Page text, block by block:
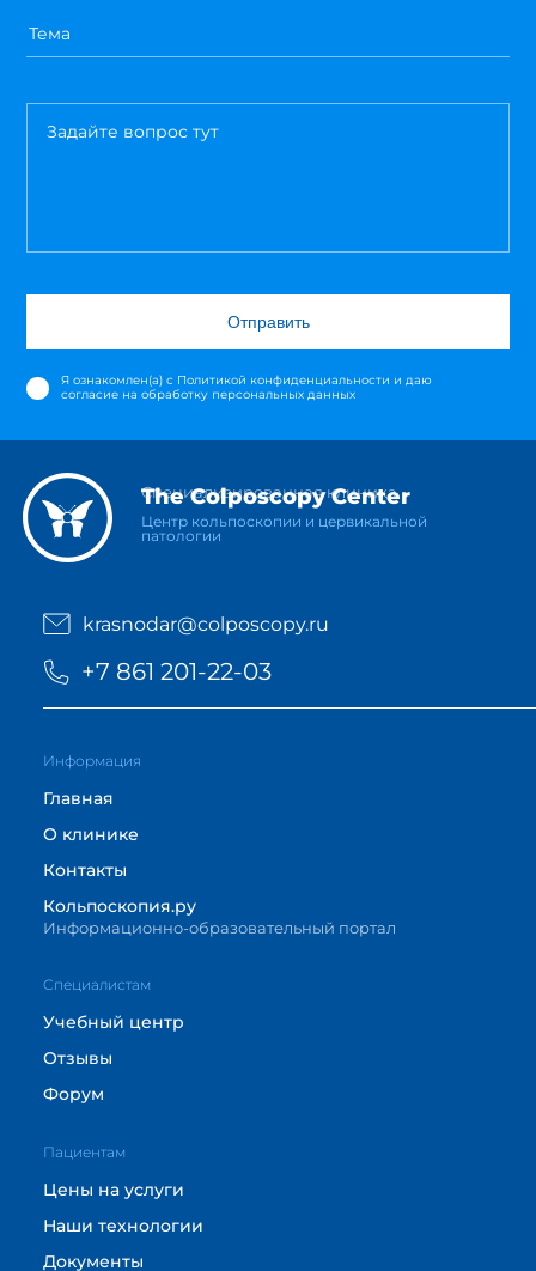
Отправить
Я ознакомлен(а) с Политикой конфиденциальности и даю
согласие на обработку персональных данных
The Colposcopy Center
Специализированная клиника
Центр кольпоскопии и цервикальной
патологии
krasnodar@colposcopy.ru
+7 861 201-22-03
Информация
Главная
О клинике
Контакты
Кольпоскопия.ру
Информационно-образовательный портал
Cпециалистам
Учебный центр
Отзывы
Форум
Пациентам
Цены на услуги
Наши технологии
Документы